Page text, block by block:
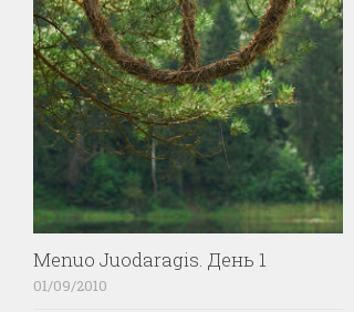
Menuo Juodaragis. День 1
01/09/2010